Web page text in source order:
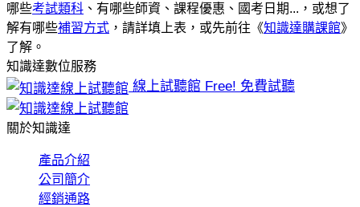
哪些考試類科 、有哪些師資、課程優惠、國考日期...，或想了
解有哪些補習方式 ，請詳填上表，或先前往《知識達購課館》
了解。
知識達數位服務
線上試聽館 Free! 免費試聽
關於知識達
產品介紹
公司簡介
經銷通路